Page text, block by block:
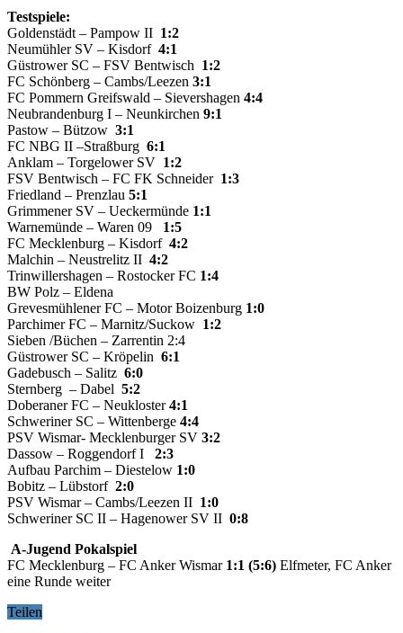
Testspiele:
Goldenstädt – Pampow II 1:2
Neumühler SV – Kisdorf 4:1
Güstrower SC – FSV Bentwisch 1:2
FC Schönberg – Cambs/Leezen 3:1
FC Pommern Greifswald – Sievershagen 4:4
Neubrandenburg I – Neunkirchen 9:1
Pastow – Bützow 3:1
FC NBG II –Straßburg 6:1
Anklam – Torgelower SV 1:2
FSV Bentwisch – FC FK Schneider1:3
Friedland – Prenzlau 5:1
Grimmener SV – Ueckermünde 1:1
Warnemünde – Waren 09
1:5
FC Mecklenburg – Kisdorf4:2
Malchin – Neustrelitz II 4:2
Trinwillershagen – Rostocker FC 1:4
BW Polz – Eldena
Grevesmühlener FC – Motor Boizenburg 1:0
Parchimer FC – Marnitz/Suckow 1:2
Sieben /Büchen – Zarrentin 2:4
Güstrower SC – Kröpelin 6:1
Gadebusch – Salitz 6:0
Sternberg – Dabel 5:2
Doberaner FC – Neukloster4:1
Schweriner SC – Wittenberge 4:4
PSV Wismar- Mecklenburger SV 3:2
Dassow – Roggendorf I 2:3
Aufbau Parchim – Diestelow 1:0
Bobitz – Lübstorf 2:0
PSV Wismar – Cambs/Leezen II 1:0
Schweriner SC II – Hagenower SV II 0:8
A-Jugend Pokalspiel
FC Mecklenburg – FC Anker Wismar 1:1 (5:6) Elfmeter, FC Anker
eine Runde weiter
Teilen